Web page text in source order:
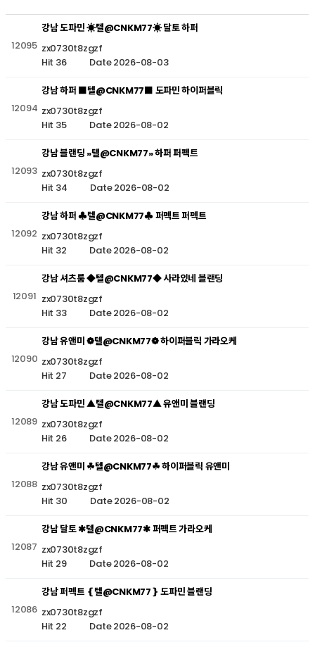
12095
강남 도파민 ☀텔@CNKM77☀ 달토 하퍼
zx0730t8zgzf
Hit 36 Date 2026-08-03
12094
강남 하퍼 ■텔@CNKM77■ 도파민 하이퍼블릭
zx0730t8zgzf
Hit 35 Date 2026-08-02
12093
강남 블랜딩 »텔@CNKM77» 하퍼 퍼펙트
zx0730t8zgzf
Hit 34 Date 2026-08-02
12092
강남 하퍼 ♣텔@CNKM77♣ 퍼펙트 퍼펙트
zx0730t8zgzf
Hit 32 Date 2026-08-02
12091
강남 셔츠룸 ◆텔@CNKM77◆ 사라있네 블랜딩
zx0730t8zgzf
Hit 33 Date 2026-08-02
12090
강남 유앤미 ❁텔@CNKM77❁ 하이퍼블릭 가라오케
zx0730t8zgzf
Hit 27 Date 2026-08-02
12089
강남 도파민 ▲텔@CNKM77▲ 유앤미 블랜딩
zx0730t8zgzf
Hit 26 Date 2026-08-02
12088
강남 유앤미 ☘텔@CNKM77☘ 하이퍼블릭 유앤미
zx0730t8zgzf
Hit 30 Date 2026-08-02
12087
강남 달토 ✱텔@CNKM77✱ 퍼펙트 가라오케
zx0730t8zgzf
Hit 29 Date 2026-08-02
12086
강남 퍼펙트 ❴텔@CNKM77❵ 도파민 블랜딩
zx0730t8zgzf
Hit 22 Date 2026-08-02